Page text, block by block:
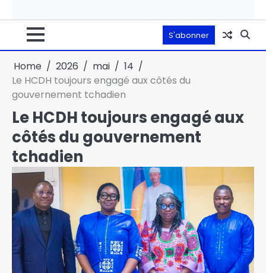
S'abonner
Home 2026 mai
14
Le HCDH toujours engagé aux côtés du
gouvernement tchadien
Le HCDH toujours engagé aux
côtés du gouvernement
tchadien